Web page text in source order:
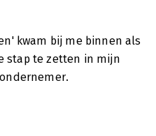
kwam bij me binnen als
stap te zetten in mijn